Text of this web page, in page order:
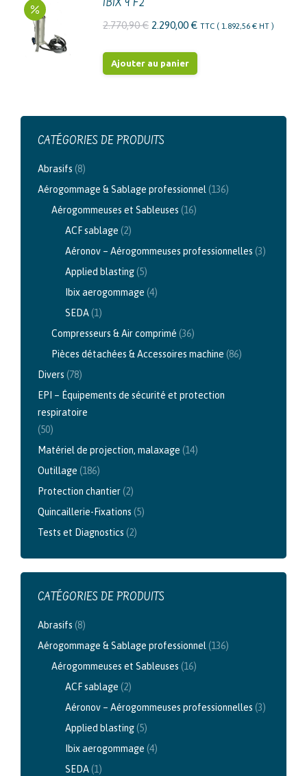
IBIX 9 F2
2.770,90€ Le
initial
2.290,00 €Le
TTC ( 1.892,56 € HT )
Ajouter au panier
CATÉGORIES DE PRODUITS
Abrasifs (8)
Aérogommage & Sablage professionnel(136)
Aérogommeuses et Sableuses (16)
ACF sablage (2)
Aéronov – Aérogommeuses professionnelles (3)
Applied blasting(5)
Ibix aerogommage (4)
SEDA(1)
Compresseurs & Air comprimé (36)
Pièces détachées & Accessoires machine (86)
Divers (78)
EPI – Équipements de sécurité et protection
respiratoire
(50)
Matériel de projection, malaxage (14)
Outillage (186)
Protection chantier(2)
Quincaillerie-Fixations (5)
Tests et Diagnostics (2)
CATÉGORIES DE PRODUITS
Abrasifs (8)
Aérogommage & Sablage professionnel(136)
Aérogommeuses et Sableuses (16)
ACF sablage (2)
Aéronov – Aérogommeuses professionnelles (3)
Applied blasting(5)
Ibix aerogommage (4)
SEDA(1)